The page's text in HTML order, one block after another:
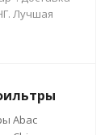
Лучшая
Abac